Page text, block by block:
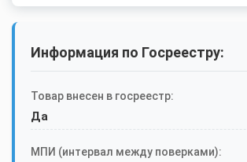
Информация по Госреестру:
Товар внесен в госреестр:
Да
МПИ (интервал между поверками):